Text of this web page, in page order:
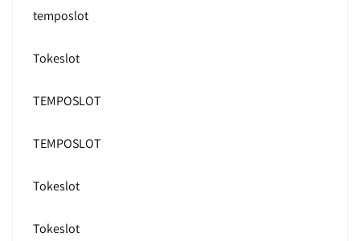
temposlot
Tokeslot
TEMPOSLOT
TEMPOSLOT
Tokeslot
Tokeslot